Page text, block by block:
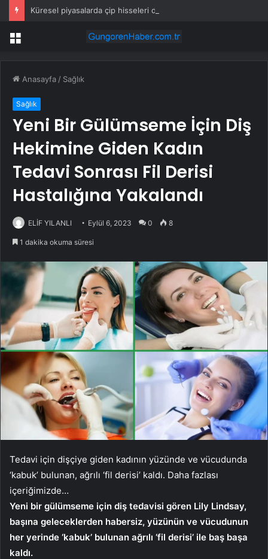
Küresel piyasalarda çip hisseleri depremi
Menü
Anasayfa / Sağlık
Sağlık
Yeni Bir Gülümseme İçin Diş
Hekimine Giden Kadın
Tedavi Sonrası Fil Derisi
Hastalığına Yakalandı
ELİF YILANLI Eylül 6, 2023 0 8
1 dakika okuma süresi
Tedavi için dişçiye giden kadının yüzünde ve vücudunda
‘kabuk’ bulunan, ağrılı ‘fil derisi’ kaldı. Daha fazlası
içeriğimizde…
Yeni bir gülümseme için diş tedavisi gören Lily Lindsay,
başına geleceklerden habersiz, yüzünün ve vücudunun
her yerinde ‘kabuk’ bulunan ağrılı ‘fil derisi’ ile baş başa
kaldı.